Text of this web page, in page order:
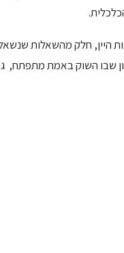
היין, חלק מהשאלות
שבו השוק באמת מתפתח,